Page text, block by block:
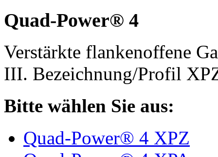
Quad-Power® 4
Verstärkte flankenoffene
III. Bezeichnung/Profil
Bitte wählen Sie aus:
Quad-Power® 4 XPZ